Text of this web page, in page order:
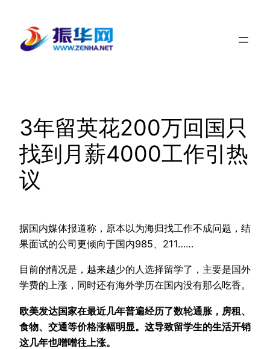
3年留英花200万回国只
找到月薪4000工作引热
议
据国内媒体报道称，原本以为海归找工作不成问题，结
果面试的公司更倾向于国内985、211……
目前的情况是，越来越少的人选择留学了，主要是国外
学费的上涨，同时还有海外学历在国内没有那么吃香。
欧美发达国家在最近几年普遍经历了数轮通胀，房租、
食物、交通等价格涨幅明显。这导致留学生的生活开销
这几年也噌噌往上涨。